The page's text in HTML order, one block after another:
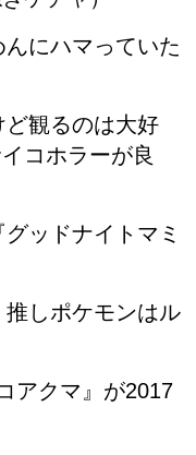
にハマっていた
観るのは大好
コホラーが良
ッドナイトマミ
しポケモンはル
アクマ』が2017